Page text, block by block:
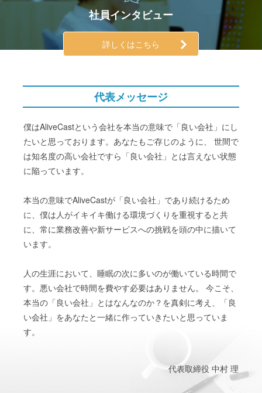
社員インタビュー
詳しくはこちら
代表メッセージ
僕はAliveCastという会社を本当の意味で「良い会社」にし
たいと思っております。あなたもご存じのように、 世間で
は知名度の高い会社ですら「良い会社」とは言えない状態
に陥っています。
本当の意味でAliveCastが「良い会社」であり続けるため
に、僕は人がイキイキ働ける環境づくりを重視すると共
に、常に業務改善や新サービスへの挑戦を頭の中に描いて
います。
人の生涯において、睡眠の次に多いのが働いている時間で
す。悪い会社で時間を費やす必要はありません。 今こそ、
本当の「良い会社」とはなんなのか？を真剣に考え、「良
い会社」をあなたと一緒に作っていきたいと思っていま
す。
代表取締役 中村 理